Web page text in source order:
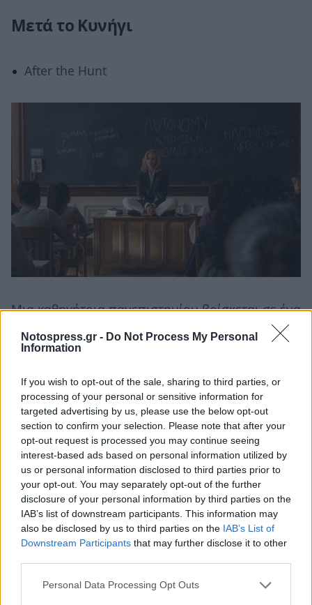
Notospress.gr - Do Not Process My Personal
Information
If you wish to opt-out of the sale, sharing to third parties, or
processing of your personal or sensitive information for
targeted advertising by us, please use the below opt-out
section to confirm your selection. Please note that after your
opt-out request is processed you may continue seeing
interest-based ads based on personal information utilized by
us or personal information disclosed to third parties prior to
your opt-out. You may separately opt-out of the further
disclosure of your personal information by third parties on the
IAB’s list of downstream participants. This information may
also be disclosed by us to third parties on the IAB’s List of
Downstream Participants that may further disclose it to other
Personal Data Processing Opt Outs
Μετά το Κυνήγι
After the Hunt
Μια καθηγήτρια πανεπιστημίου βρίσκεται σε ένα
προσωπικό και επαγγελματικό σταυροδρόμι,
όταν μια δημοφιλής φοιτήτρια καταγγέλλει έναν
μυστικό από το δικό της παρελθόν απειλεί να
έρθει στο φως.
Διάρκεια: 139′
Είδος: Δράμα, Ψυχολογικό Θρίλερ
Σκηνοθεσία: Luca Guadagnino
Πρωταγωνιστούν: Julia Roberts, Ayo
Edebiri, Andrew Garfield, Michael
Stuhlbarg, Chloë Sevigny